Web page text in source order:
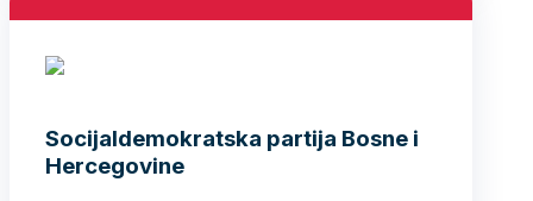
Socijaldemokratska partija Bosne i
Hercegovine